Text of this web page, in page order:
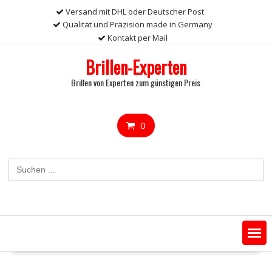
Versand mit DHL oder Deutscher Post
Qualität und Präzision made in Germany
Kontakt per Mail
Brillen-Experten
Brillen von Experten zum günstigen Preis
0
Search
for: